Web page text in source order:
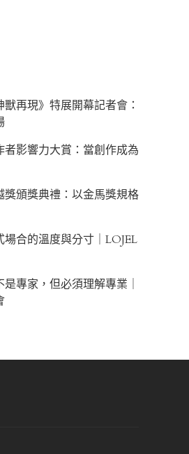
再現》特展開幕記者會：
影響力大賞：當創作成為
頒獎典禮：以金馬獎規格
合的溫度與分寸｜LOJEL
專家，但必須理解專業｜